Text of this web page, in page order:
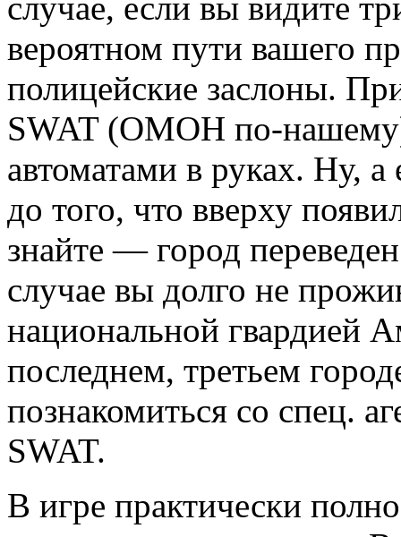
вероятном пути вашего
полицейские заслоны.
SWAT (ОМОН по-
автоматами в руках. Ну,
до того, что вверху
знайте — город
случае вы долго не
национальной гвардией
последнем, третьем
познакомиться со спец.
SWAT.
В игре практически